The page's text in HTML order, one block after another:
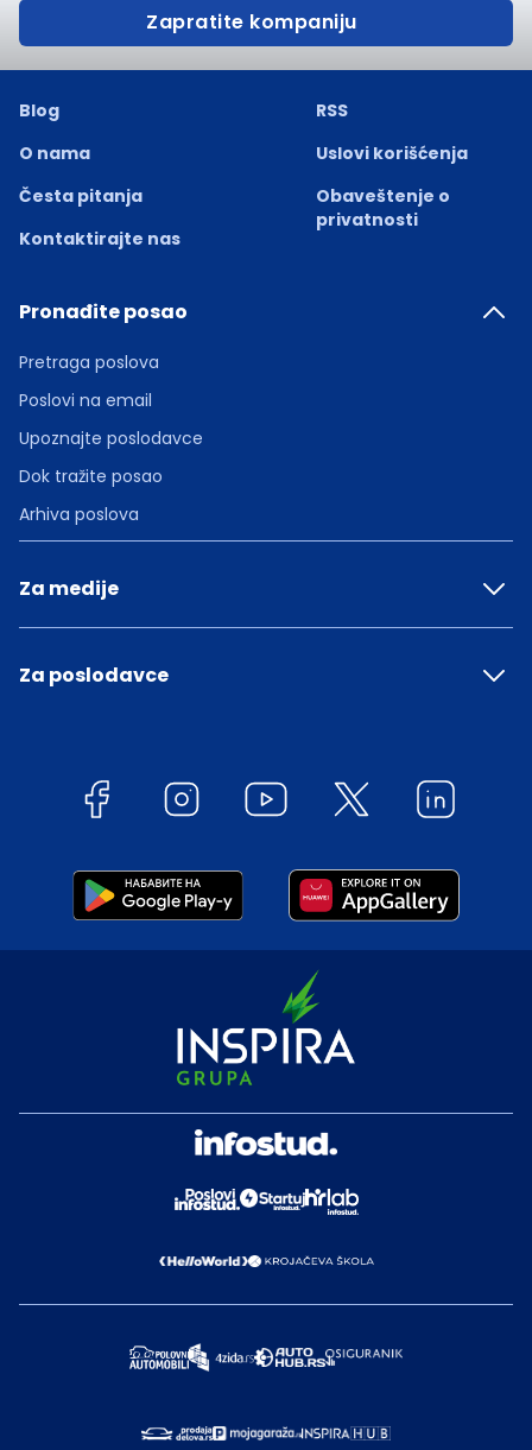
Zapratite kompaniju
Blog
O nama
Česta pitanja
Kontaktirajte nas
RSS
Uslovi korišćenja
Obaveštenje o
privatnosti
Pronađite posao
Pretraga poslova
Poslovi na email
Upoznajte poslodavce
Dok tražite posao
Arhiva poslova
Za medije
Za poslodavce